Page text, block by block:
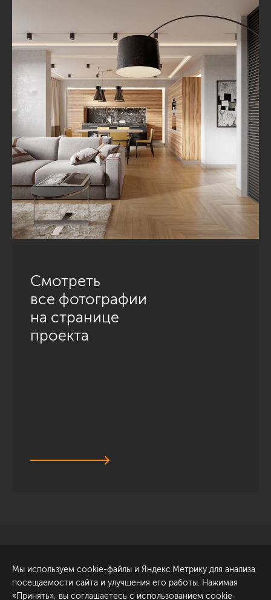
Смотреть
все фотографии
на странице
проекта
Обсудить проект
ул. Академика Павлова, 6
к1
Мы используем cookie-файлы и Яндекс.Метрику для анализа
посещаемости сайта и улучшения его работы. Нажимая
«Принять», вы соглашаетесь с использованием cookie-